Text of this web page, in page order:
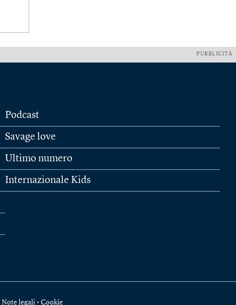
PUBBLICITÀ
Podcast
Savage love
Ultimo numero
Internazionale Kids
Note legali • Cookie